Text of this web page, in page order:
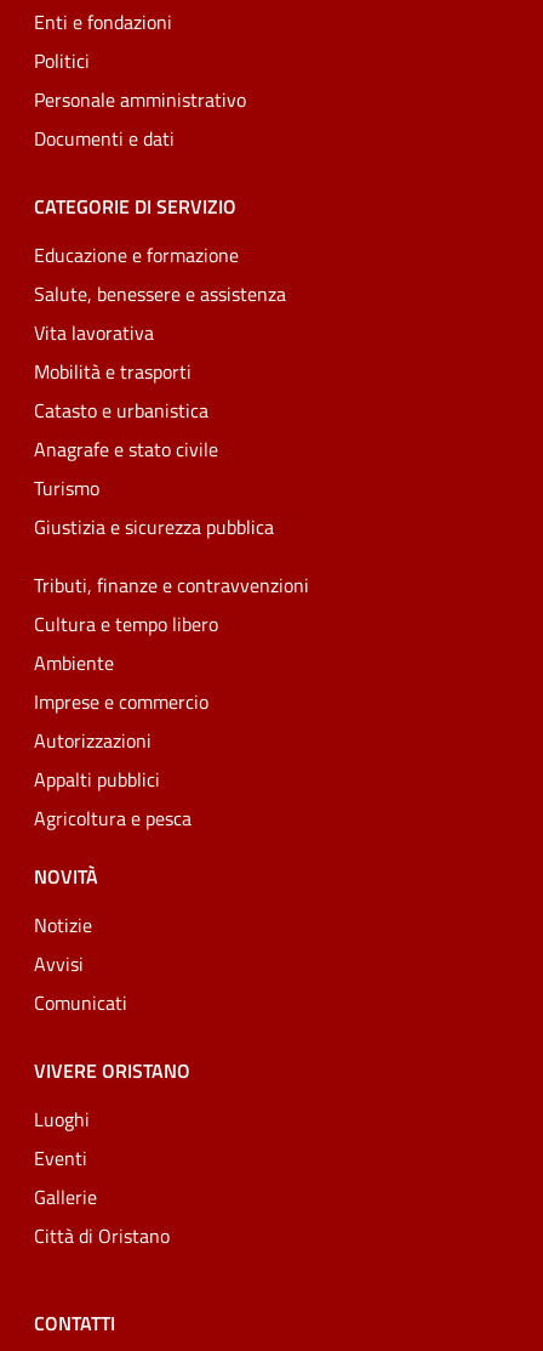
Enti e fondazioni
Politici
Personale amministrativo
Documenti e dati
CATEGORIE DI SERVIZIO
Educazione e formazione
Salute, benessere e assistenza
Vita lavorativa
Mobilità e trasporti
Catasto e urbanistica
Anagrafe e stato civile
Turismo
Giustizia e sicurezza pubblica
Tributi, finanze e contravvenzioni
Cultura e tempo libero
Ambiente
Imprese e commercio
Autorizzazioni
Appalti pubblici
Agricoltura e pesca
NOVITÀ
Notizie
Avvisi
Comunicati
VIVERE ORISTANO
Luoghi
Eventi
Gallerie
Città di Oristano
CONTATTI